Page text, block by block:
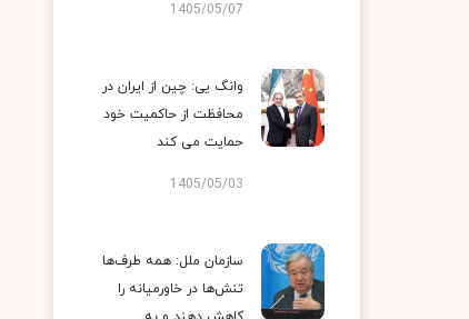
1405/05/07
وانگ یی: چین از ایران در
محافظت از حاکمیت خود
حمایت می کند
1405/05/03
سازمان ملل: همه طرف‌ها
تنش‌ها در خاورمیانه را